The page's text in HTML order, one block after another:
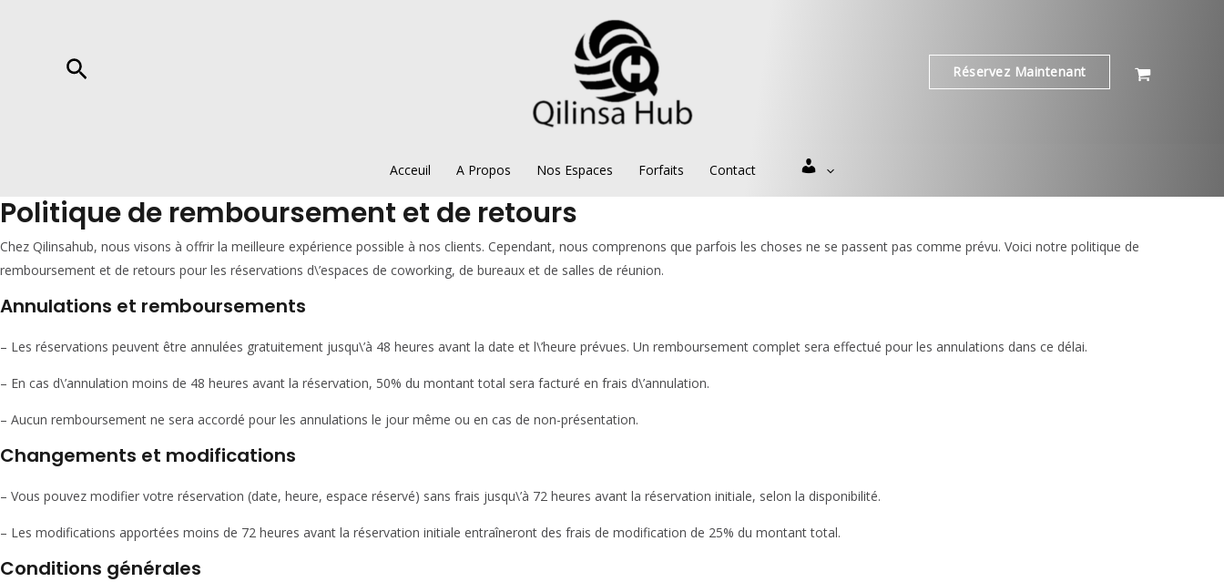
Rechercher Réservez Maintenant
Acceuil A Propos Nos Espaces Forfaits Contact
Politique de remboursement et de retours
Chez Qilinsahub, nous visons à offrir la meilleure expérience possible à nos clients. Cependant, nous comprenons que parfois les choses ne se passent pas comme prévu. Voici notre politique de
remboursement et de retours pour les réservations d\’espaces de coworking, de bureaux et de salles de réunion.
Annulations et remboursements
– Les réservations peuvent être annulées gratuitement jusqu\’à 48 heures avant la date et l\’heure prévues. Un remboursement complet sera effectué pour les annulations dans ce délai.
– En cas d\’annulation moins de 48 heures avant la réservation, 50% du montant total sera facturé en frais d\’annulation.
– Aucun remboursement ne sera accordé pour les annulations le jour même ou en cas de non-présentation.
Changements et modifications
– Vous pouvez modifier votre réservation (date, heure, espace réservé) sans frais jusqu\’à 72 heures avant la réservation initiale, selon la disponibilité.
– Les modifications apportées moins de 72 heures avant la réservation initiale entraîneront des frais de modification de 25% du montant total.
Conditions générales